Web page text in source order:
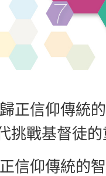
正信仰傳統
挑戰基督徒
信仰傳統的